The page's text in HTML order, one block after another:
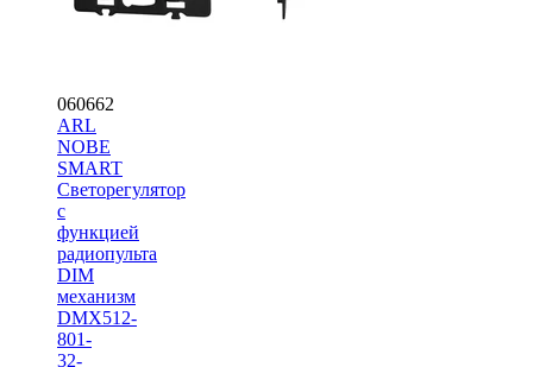
060662
ARL
NOBE
SMART
Светорегулятор
с
функцией
радиопульта
DIM
механизм
DMX512-
801-
32-